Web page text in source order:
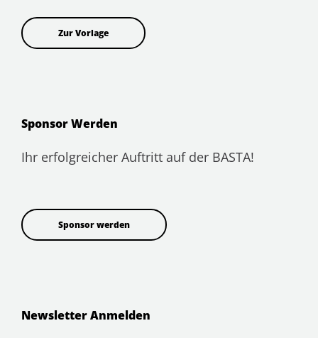
Zur Vorlage
Sponsor Werden
Ihr erfolgreicher Auftritt auf der BASTA!
Sponsor werden
Newsletter Anmelden